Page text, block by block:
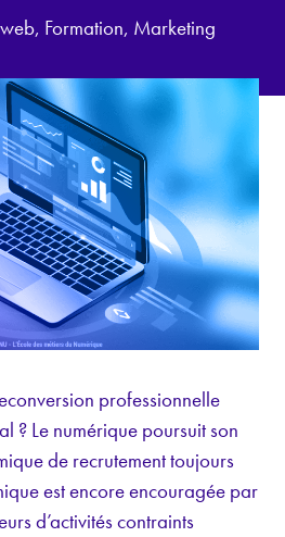
Formation, Marketing
professionnelle
? Le numérique poursuit son
de recrutement toujours
est encore encouragée par
d’activités contraints